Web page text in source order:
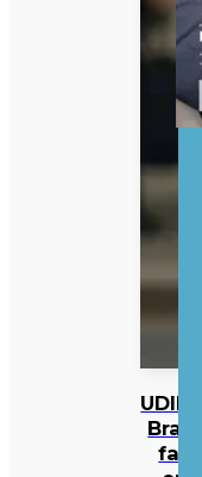
Braga
fala